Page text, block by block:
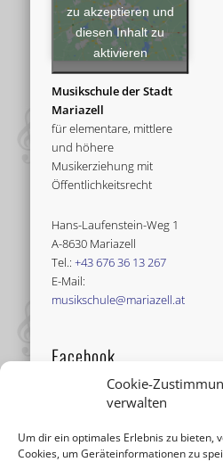
Cookie-
verwalten
Um dir ein optimales Erlebnis zu bieten,
Cookies, um Geräteinformationen zu
zu akzeptieren und
diesen Inhalt zu
aktivieren
Musikschule der Stadt
Mariazell
für elementare, mittlere
und höhere
Musikerziehung mit
Öffentlichkeitsrecht
Hans-Laufenstein-Weg 1
A-8630 Mariazell
Tel.:+43 676 36 13 267
E-Mail:
musikschule@mariazell.at
Facebook